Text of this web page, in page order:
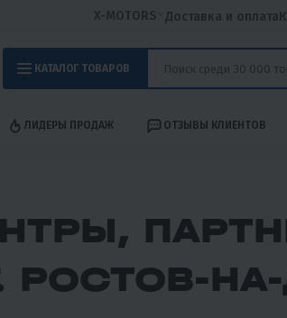
X-MOTORS Доставка и оплата
КАТАЛОГ ТОВАРОВ
ЛИДЕРЫ ПРОДАЖ ОТЗЫВЫ КЛИЕНТОВ
РОСТОВ-